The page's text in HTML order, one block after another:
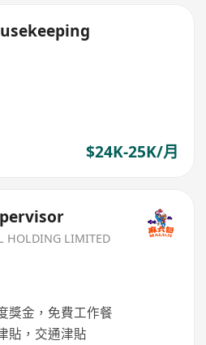
$24K-25K/月
HOLDING LIMITED
獎金，免費工作餐
貼，交通津貼